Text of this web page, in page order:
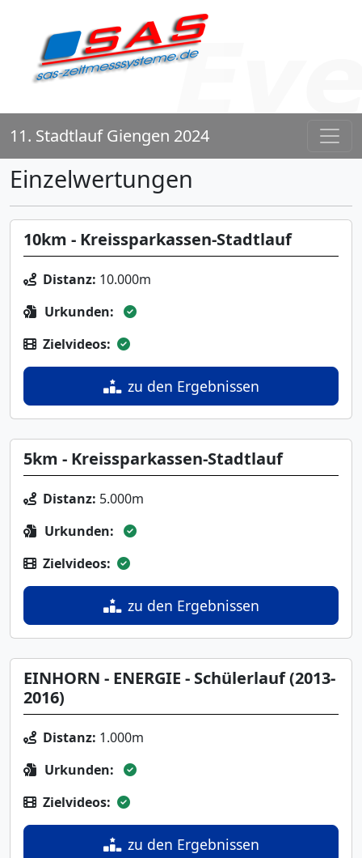
11. Stadtlauf Giengen 2024
Einzelwertungen
10km - Kreissparkassen-Stadtlauf
Distanz: 10.000m
Urkunden:
Zielvideos:
zu den Ergebnissen
5km - Kreissparkassen-Stadtlauf
Distanz: 5.000m
Urkunden:
Zielvideos:
zu den Ergebnissen
EINHORN - ENERGIE - Schülerlauf (2013-
2016)
Distanz: 1.000m
Urkunden:
Zielvideos:
zu den Ergebnissen